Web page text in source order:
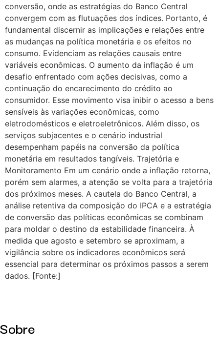
conversão, onde as estratégias do Banco Central
convergem com as flutuações dos índices. Portanto, é
fundamental discernir as implicações e relações entre
as mudanças na política monetária e os efeitos no
consumo. Evidenciam as relações causais entre
variáveis econômicas. O aumento da inflação é um
desafio enfrentado com ações decisivas, como a
continuação do encarecimento do crédito ao
consumidor. Esse movimento visa inibir o acesso a bens
sensíveis às variações econômicas, como
eletrodomésticos e eletroeletrônicos. Além disso, os
serviços subjacentes e o cenário industrial
desempenham papéis na conversão da política
monetária em resultados tangíveis. Trajetória e
Monitoramento Em um cenário onde a inflação retorna,
porém sem alarmes, a atenção se volta para a trajetória
dos próximos meses. A cautela do Banco Central, a
análise retentiva da composição do IPCA e a estratégia
de conversão das políticas econômicas se combinam
para moldar o destino da estabilidade financeira. À
medida que agosto e setembro se aproximam, a
vigilância sobre os indicadores econômicos será
essencial para determinar os próximos passos a serem
dados. [Fonte:]
Sobre